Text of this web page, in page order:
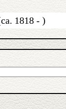
1818 - )